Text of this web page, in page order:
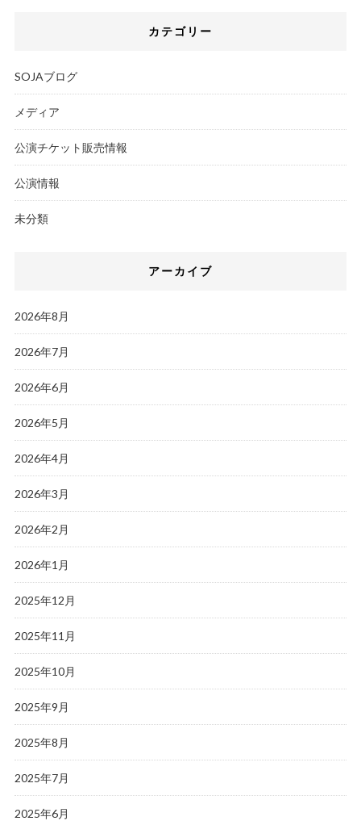
カテゴリー
SOJAブログ
メディア
公演チケット販売情報
公演情報
未分類
アーカイブ
2026年8月
2026年7月
2026年6月
2026年5月
2026年4月
2026年3月
2026年2月
2026年1月
2025年12月
2025年11月
2025年10月
2025年9月
2025年8月
2025年7月
2025年6月